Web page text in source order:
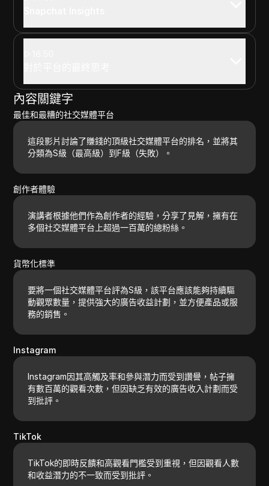
內容關鍵字
最佳和最糟的社交媒體平台
這段影片討論了賺錢的頂級社交媒體平台的排名，並將其
分類為S級（最高級）到F級（失敗）。
創作者體驗
演講者根據他們作為創作者的經驗，分享了見解，擁有在
多個社交媒體平台上超過一百萬的總粉絲。
貨幣化標準
要將一個社交媒體平台評為S級，該平台應該能夠持續驅
動觀眾數量，提供強大的廣告收益計劃，並方便產品或服
務的銷售。
Instagram
Instagram因其高觸及率和參與潛力而受到讚譽，帖子擁
有數百萬的觀看次數，但因缺乏有效的廣告收入計劃而受
到批評。
TikTok
TikTok的即時反饋和高觀看門檻受到重視，但因觀看人數
和收益潛力的不一致而受到批評。